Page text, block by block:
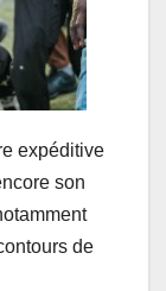
expéditive
son
de